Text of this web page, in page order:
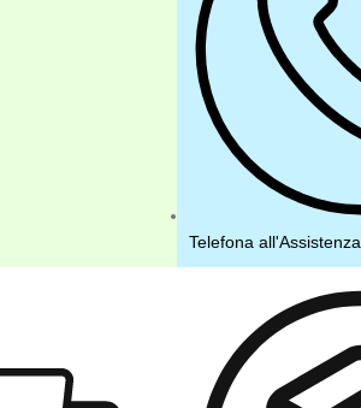
Telefona all'Assistenza